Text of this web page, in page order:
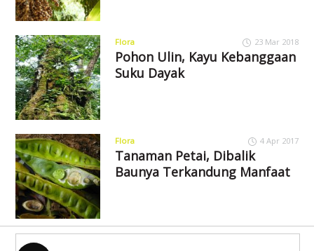
Flora 23 Mar 2018
Pohon Ulin, Kayu Kebanggaan
Suku Dayak
Flora 4 Apr 2017
Tanaman Petai, Dibalik
Baunya Terkandung Manfaat